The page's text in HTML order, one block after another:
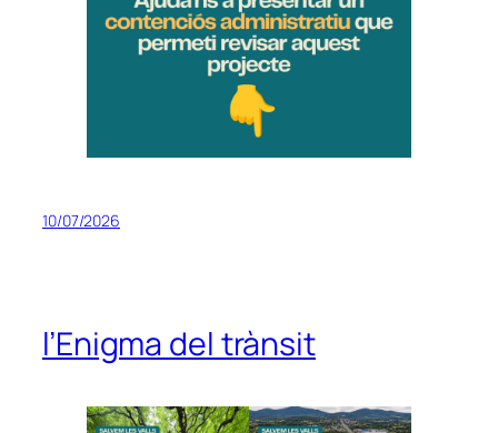
10/07/2026
l’Enigma del trànsit